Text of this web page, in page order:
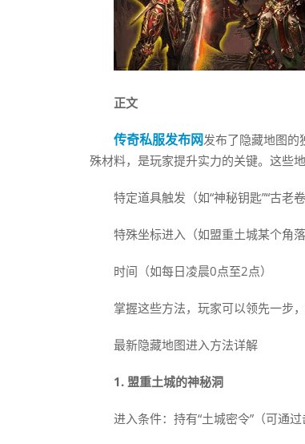
正文
传奇私服发布网发布了隐藏地图的
殊材料，是玩家提升实力的关键。这些
特定道具触发（如“神秘钥匙”“古老卷
特殊坐标进入（如盟重土城某个角落
时间（如每日凌晨0点至2点）
掌握这些方法，玩家可以领先一步，
最新隐藏地图进入方法详解
1. 盟重土城的神秘洞
进入条件：持有“土城密令”（可通过